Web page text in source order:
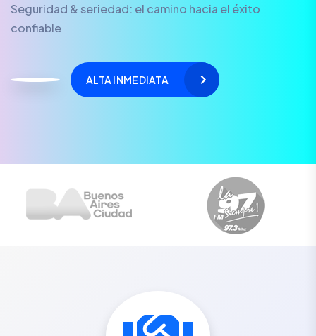
Seguridad & seriedad: el camino hacia el éxito
confiable
ALTA INMEDIATA